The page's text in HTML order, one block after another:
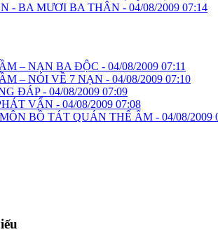
- BA MƯƠI BA THÂN - 04/08/2009 07:14
– NẠN BA ĐỘC - 04/08/2009 07:11
– NÓI VỀ 7 NẠN - 04/08/2009 07:10
ĐÁP - 04/08/2009 07:09
VẤN - 04/08/2009 07:08
BỒ TÁT QUÁN THẾ ÂM - 04/08/2009